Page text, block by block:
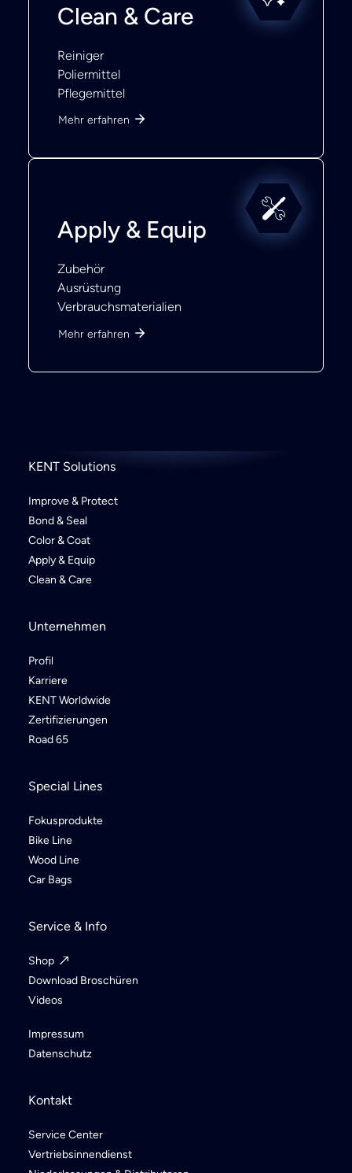
Clean & Care
Reiniger
Poliermittel
Pflegemittel
Mehr erfahren
Apply & Equip
Zubehör
Ausrüstung
Verbrauchsmaterialien
Mehr erfahren
KENT Solutions
Improve & Protect
Bond & Seal
Color & Coat
Apply & Equip
Clean & Care
Unternehmen
Profil
Karriere
KENT Worldwide
Zertifizierungen
Road 65
Special Lines
Fokusprodukte
Bike Line
Wood Line
Car Bags
Service & Info
Shop
Download Broschüren
Videos
Impressum
Datenschutz
Kontakt
Service Center
Vertriebsinnendienst